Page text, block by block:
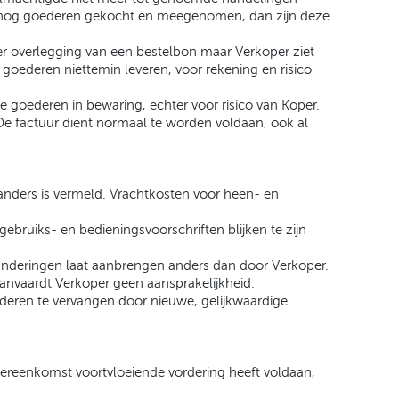
goederen gekocht en meegenomen, dan zijn deze
van een bestelbon maar Verkoper ziet
niettemin leveren, voor rekening en risico
in bewaring, echter voor risico van Koper.
factuur dient normaal te worden voldaan, ook al
is vermeld. Vrachtkosten voor heen- en
en bedieningsvoorschriften blijken te zijn
laat aanbrengen anders dan door Verkoper.
Verkoper geen aansprakelijkheid.
te vervangen door nieuwe, gelijkwaardige
voortvloeiende vordering heeft voldaan,